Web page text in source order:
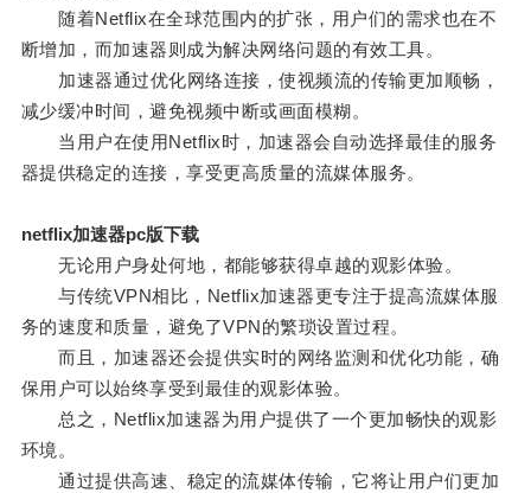
随着Netflix在全球范围内的扩张，用户们的需求也在不
断增加，而加速器则成为解决网络问题的有效工具。
加速器通过优化网络连接，使视频流的传输更加顺畅，
减少缓冲时间，避免视频中断或画面模糊。
当用户在使用Netflix时，加速器会自动选择最佳的服务
器提供稳定的连接，享受更高质量的流媒体服务。
netflix加速器pc版下载
无论用户身处何地，都能够获得卓越的观影体验。
与传统VPN相比，Netflix加速器更专注于提高流媒体服
务的速度和质量，避免了VPN的繁琐设置过程。
而且，加速器还会提供实时的网络监测和优化功能，确
保用户可以始终享受到最佳的观影体验。
总之，Netflix加速器为用户提供了一个更加畅快的观影
环境。
通过提供高速、稳定的流媒体传输，它将让用户们更加